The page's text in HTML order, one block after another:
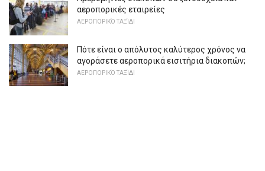
αεροπορικές εταιρείες
ΑΕΡΟΠΟΡΙΚΌ ΤΑΞΊΔΙ
Πότε είναι ο απόλυτος καλύτερος χρόνος να
αγοράσετε αεροπορικά εισιτήρια διακοπών;
ΑΕΡΟΠΟΡΙΚΌ ΤΑΞΊΔΙ